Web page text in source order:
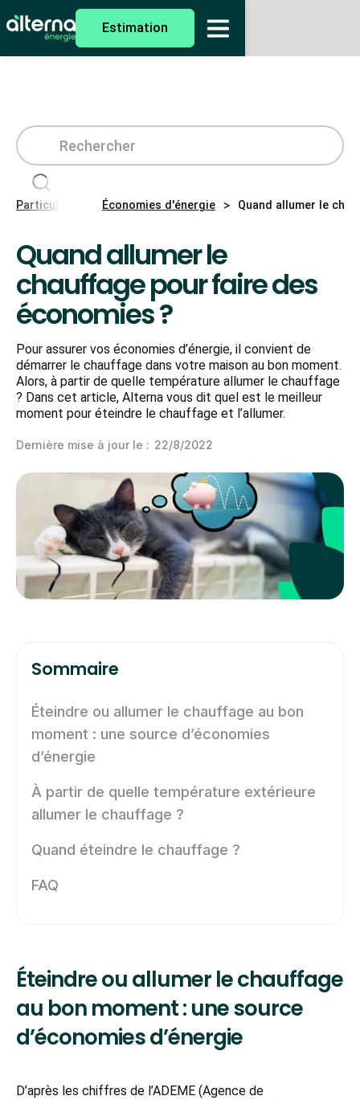
Estimation
Particuliers Économies d'énergie > Quand allumer le
Quand allumer le
chauffage pour faire des
économies ?
Pour assurer vos économies d’énergie, il convient de
démarrer le chauffage dans votre maison au bon moment.
Alors, à partir de quelle température allumer le chauffage
? Dans cet article, Alterna vous dit quel est le meilleur
moment pour éteindre le chauffage et l’allumer.
Dernière mise à jour le : 22/8/2022
Sommaire
Éteindre ou allumer le chauffage au bon
moment : une source d’économies
d’énergie
À partir de quelle température extérieure
allumer le chauffage ?
Quand éteindre le chauffage ?
FAQ
Éteindre ou allumer le chauffage
au bon moment : une source
d’économies d’énergie
D’après les chiffres de l’ADEME (Agence de